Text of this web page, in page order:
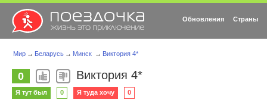
Обновления Страны
Мир → Беларусь → Минск → Виктория 4*
0 Виктория 4*
Я тут был 0 Я туда хочу 0